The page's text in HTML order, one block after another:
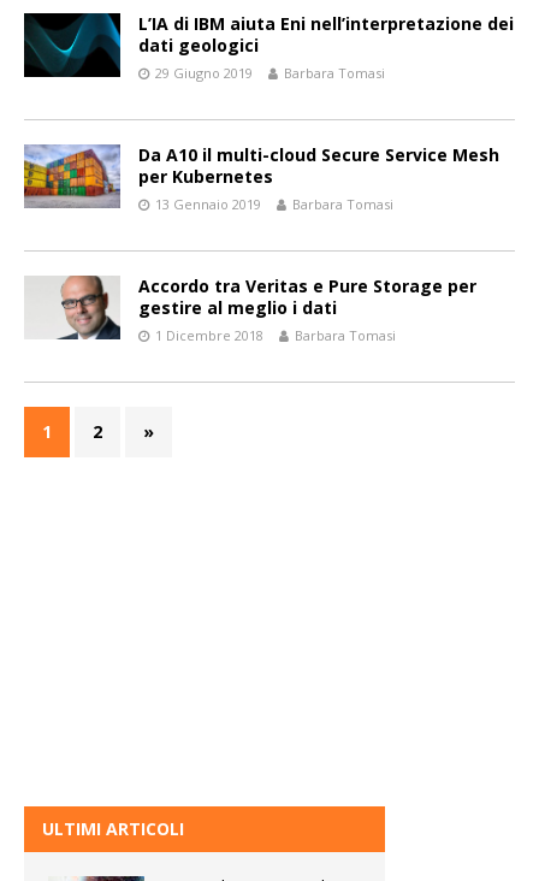
L’IA di IBM aiuta Eni nell’interpretazione dei
dati geologici
29 Giugno 2019 Barbara Tomasi
Da A10 il multi-cloud Secure Service Mesh
per Kubernetes
13 Gennaio 2019 Barbara Tomasi
Accordo tra Veritas e Pure Storage per
gestire al meglio i dati
1 Dicembre 2018 Barbara Tomasi
1 2 »
ULTIMI ARTICOLI